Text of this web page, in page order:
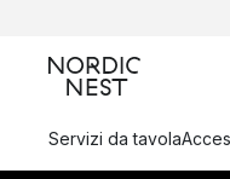
Servizi da tavola